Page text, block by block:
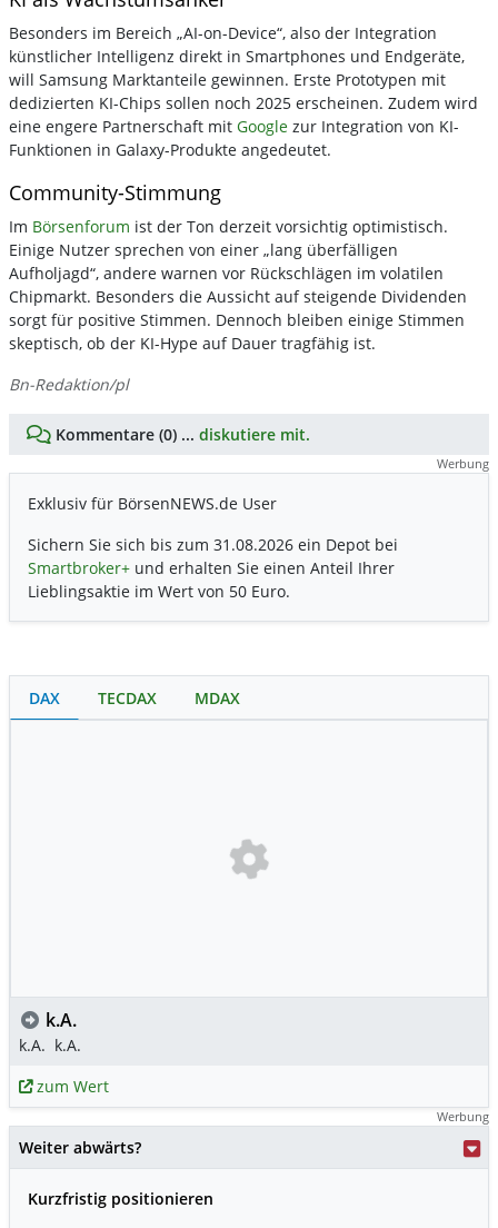
Besonders im Bereich „AI-on-Device“, also der Integration
künstlicher Intelligenz direkt in Smartphones und Endgeräte,
will Samsung Marktanteile gewinnen. Erste Prototypen mit
dedizierten KI-Chips sollen noch 2025 erscheinen. Zudem wird
eine engere Partnerschaft mit Google zur Integration von KI-
Funktionen in Galaxy-Produkte angedeutet.
Community-Stimmung
Im Börsenforum ist der Ton derzeit vorsichtig optimistisch.
Einige Nutzer sprechen von einer „lang überfälligen
Aufholjagd“, andere warnen vor Rückschlägen im volatilen
Chipmarkt. Besonders die Aussicht auf steigende Dividenden
sorgt für positive Stimmen. Dennoch bleiben einige Stimmen
skeptisch, ob der KI-Hype auf Dauer tragfähig ist.
Bn-Redaktion/pl
Kommentare (0) ... diskutiere mit.
Werbung
Exklusiv für BörsenNEWS.de User
Sichern Sie sich bis zum 31.08.2026 ein Depot bei
Smartbroker+ und erhalten Sie einen Anteil Ihrer
Lieblingsaktie im Wert von 50 Euro.
DAX TECDAX MDAX
k.A.
k.A. k.A.
zum Wert
Werbung
Weiter abwärts?
Kurzfristig positionieren